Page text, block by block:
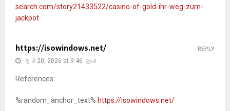
search.com/story21433522/casino-of-gold-ihr-weg-zum-
jackpot
https://isowindows.net/
ဇွန် 20, 2026 at 9:46 ညနေ
References:
%random_anchor_text% https://isowindows.net/
REPLY